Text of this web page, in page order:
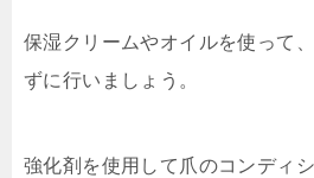
保湿クリームやオイルを使って
ずに行いましょう。
強化剤を使用して爪のコンディ